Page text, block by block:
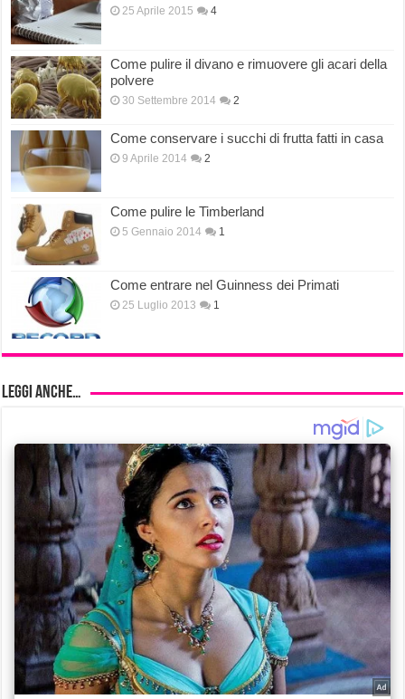
25 Aprile 2015 4
Come pulire il divano e rimuovere gli acari della
polvere
30 Settembre 2014 2
Come conservare i succhi di frutta fatti in casa
9 Aprile 2014 2
Come pulire le Timberland
5 Gennaio 2014 1
Come entrare nel Guinness dei Primati
25 Luglio 2013 1
Leggi anche…